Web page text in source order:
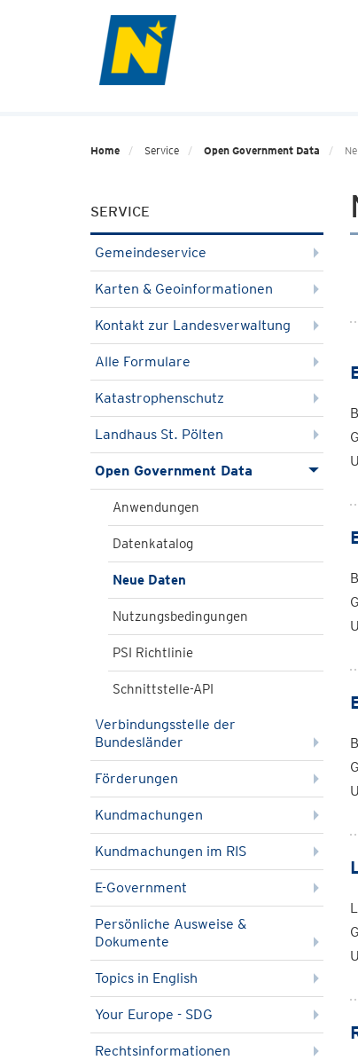
Home Service Open Government Data
SERVICE
Gemeindeservice
Karten & Geoinformationen
Kontakt zur Landesverwaltung
Alle Formulare
Katastrophenschutz
Landhaus St. Pölten
Open Government Data
Anwendungen
Datenkatalog
Neue Daten
Nutzungsbedingungen
PSI Richtlinie
Schnittstelle-API
Verbindungsstelle der
Bundesländer
Förderungen
Kundmachungen
Kundmachungen im RIS
E-Government
Persönliche Ausweise &
Dokumente
Topics in English
Your Europe - SDG
Rechtsinformationen